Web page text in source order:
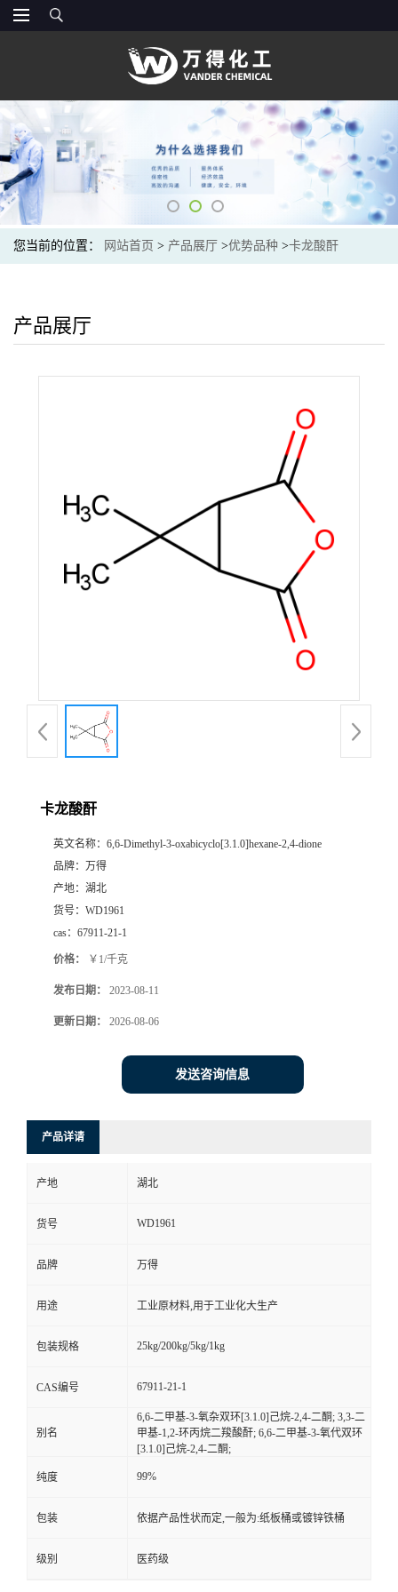
您当前的位置： 网站首页 > 产品展厅 >优势品种 >卡龙酸酐
产品展厅
卡龙酸酐
英文名称： 6,6-Dimethyl-3-oxabicyclo[3.1.0]hexane-2,4-dione
品牌： 万得
产地： 湖北
货号： WD1961
cas： 67911-21-1
价格： ￥1/千克
发布日期： 2023-08-11
更新日期： 2026-08-06
发送咨询信息
产品详请
产地 湖北
货号 WD1961
品牌 万得
用途 工业原材料,用于工业化大生产
包装规格 25kg/200kg/5kg/1kg
CAS编号 67911-21-1
别名
6,6-二甲基-3-氧杂双环[3.1.0]己烷-2,4-二酮; 3,3-二
甲基-1,2-环丙烷二羧酸酐; 6,6-二甲基-3-氧代双环
[3.1.0]己烷-2,4-二酮;
纯度 99%
包装 依据产品性状而定,一般为:纸板桶或镀锌铁桶
级别 医药级